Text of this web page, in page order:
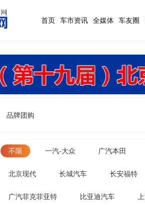
首页 车市资讯 全媒体 车友圈
品牌团购
不限 一汽-大众 广汽本田
北京现代 长城汽车 长安福特
广汽菲克菲亚特 比亚迪汽车